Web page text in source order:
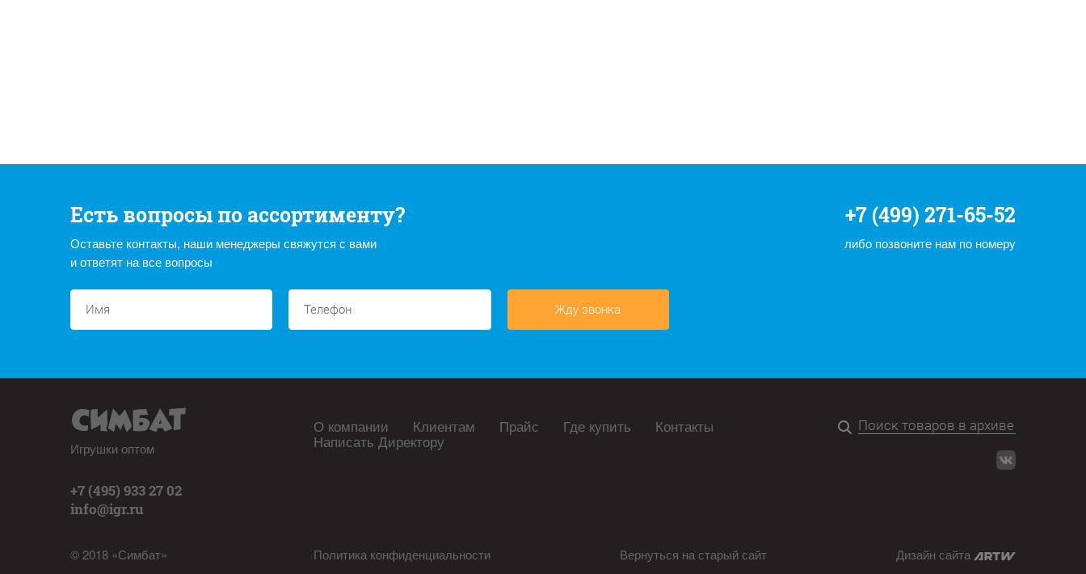
Есть вопросы по ассортименту?
Оставьте контакты, наши менеджеры свяжутся с вами
и ответят на все вопросы
+7 (499) 271-65-52
либо позвоните нам по номеру
Жду звонка
Игрушки оптом
+7 (495) 933 27 02
info@igr.ru
© 2018 «Симбат»
О компании Клиентам Прайс Где купить Контакты
Написать Директору
Политика конфиденциальности Вернуться на старый сайт Дизайн сайта